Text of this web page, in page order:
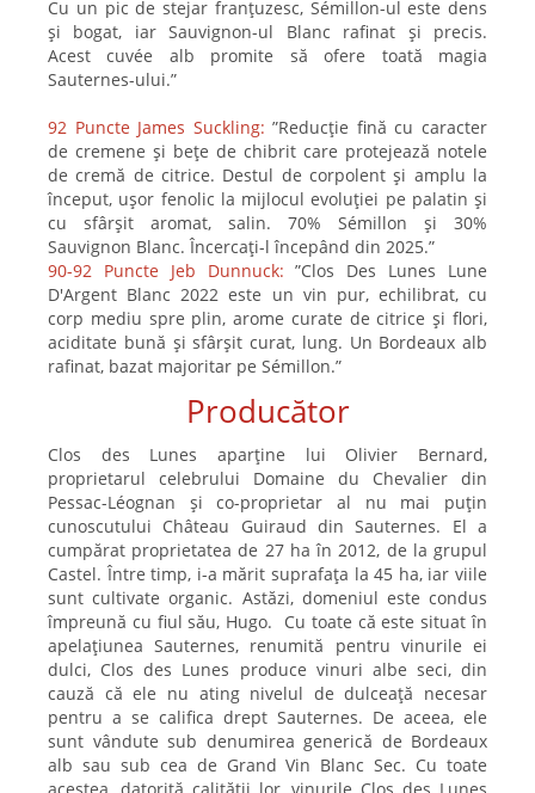
Cu un pic de stejar franțuzesc, Sémillon-ul este dens
și bogat, iar Sauvignon-ul Blanc rafinat și precis.
Acest cuvée alb promite să ofere toată magia
Sauternes-ului.”
92 Puncte James Suckling: ”Reducție fină cu caracter
de cremene și bețe de chibrit care protejează notele
de cremă de citrice. Destul de corpolent și amplu la
început, ușor fenolic la mijlocul evoluției pe palatin și
cu sfârșit aromat, salin. 70% Sémillon și 30%
Sauvignon Blanc. Încercați-l începând din 2025.”
90-92 Puncte Jeb Dunnuck:”Clos Des Lunes Lune
D'Argent Blanc 2022 este un vin pur, echilibrat, cu
corp mediu spre plin, arome curate de citrice și flori,
aciditate bună și sfârșit curat, lung. Un Bordeaux alb
rafinat, bazat majoritar pe Sémillon.”
Producător
Clos des Lunes aparține lui Olivier Bernard,
proprietarul celebrului Domaine du Chevalier din
Pessac-Léognan și co-proprietar al nu mai puțin
cunoscutului Château Guiraud din Sauternes. El a
cumpărat proprietatea de 27 ha în 2012, de la grupul
Castel. Între timp, i-a mărit suprafața la 45 ha, iar viile
sunt cultivate organic. Astăzi, domeniul este condus
împreună cu fiul său, Hugo. Cu toate că este situat în
apelațiunea Sauternes, renumită pentru vinurile ei
dulci, Clos des Lunes produce vinuri albe seci, din
cauză că ele nu ating nivelul de dulceață necesar
pentru a se califica drept Sauternes. De aceea, ele
sunt vândute sub denumirea generică de Bordeaux
alb sau sub cea de Grand Vin Blanc Sec. Cu toate